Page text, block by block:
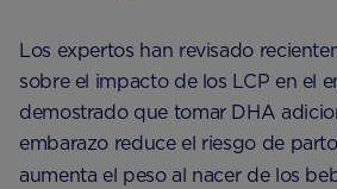
Los expertos han revisado
sobre el impacto de los LCP en el
demostrado que tomar DHA
embarazo reduce el riesgo de
aumenta el peso al nacer de los